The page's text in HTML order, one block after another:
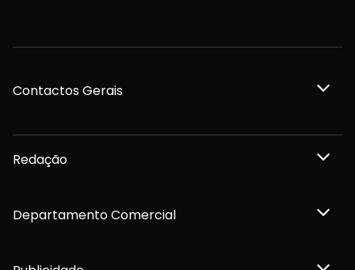
Contactos Gerais
Redação
Departamento Comercial